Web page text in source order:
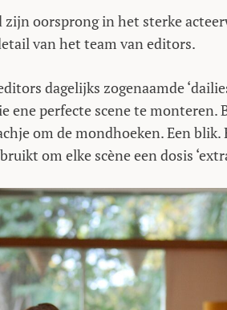
oorsprong in het sterke
van het team van editors.
dagelijks zogenaamde
ene perfecte scene te monteren.
om de mondhoeken. Een
om elke scène een dosis